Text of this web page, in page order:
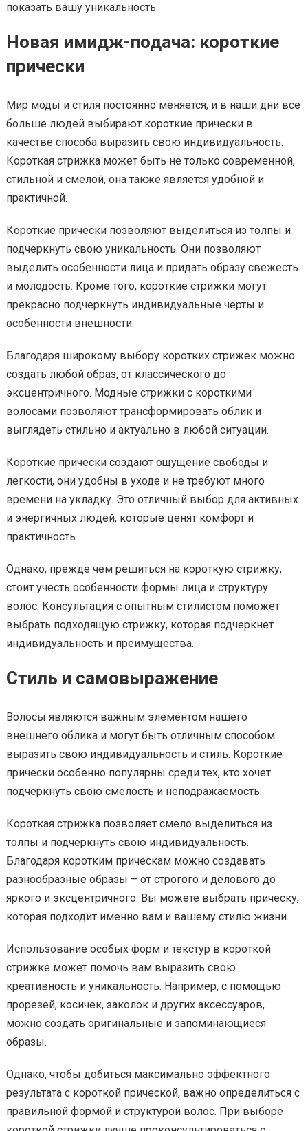
показать вашу уникальность.
Новая имидж-подача: короткие
прически
Мир моды и стиля постоянно меняется, и в наши дни все
больше людей выбирают короткие прически в
качестве способа выразить свою индивидуальность.
Короткая стрижка может быть не только современной,
стильной и смелой, она также является удобной и
практичной.
Короткие прически позволяют выделиться из толпы и
подчеркнуть свою уникальность. Они позволяют
выделить особенности лица и придать образу свежесть
и молодость. Кроме того, короткие стрижки могут
прекрасно подчеркнуть индивидуальные черты и
особенности внешности.
Благодаря широкому выбору коротких стрижек можно
создать любой образ, от классического до
эксцентричного. Модные стрижки с короткими
волосами позволяют трансформировать облик и
выглядеть стильно и актуально в любой ситуации.
Короткие прически создают ощущение свободы и
легкости, они удобны в уходе и не требуют много
времени на укладку. Это отличный выбор для активных
и энергичных людей, которые ценят комфорт и
практичность.
Однако, прежде чем решиться на короткую стрижку,
стоит учесть особенности формы лица и структуру
волос. Консультация с опытным стилистом поможет
выбрать подходящую стрижку, которая подчеркнет
индивидуальность и преимущества.
Стиль и самовыражение
Волосы являются важным элементом нашего
внешнего облика и могут быть отличным способом
выразить свою индивидуальность и стиль. Короткие
прически особенно популярны среди тех, кто хочет
подчеркнуть свою смелость и неподражаемость.
Короткая стрижка позволяет смело выделиться из
толпы и подчеркнуть свою индивидуальность.
Благодаря коротким прическам можно создавать
разнообразные образы – от строгого и делового до
яркого и эксцентричного. Вы можете выбрать прическу,
которая подходит именно вам и вашему стилю жизни.
Использование особых форм и текстур в короткой
стрижке может помочь вам выразить свою
креативность и уникальность. Например, с помощью
прорезей, косичек, заколок и других аксессуаров,
можно создать оригинальные и запоминающиеся
образы.
Однако, чтобы добиться максимально эффектного
результата с короткой прической, важно определиться с
правильной формой и структурой волос. При выборе